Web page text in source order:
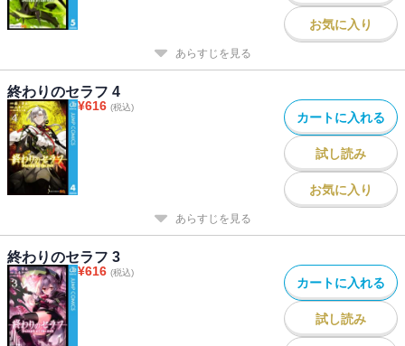
お気に入り
あらすじを見る
終わりのセラフ 4
¥616 (税込)
カートに入れる
試し読み
お気に入り
あらすじを見る
終わりのセラフ 3
¥616 (税込)
カートに入れる
試し読み